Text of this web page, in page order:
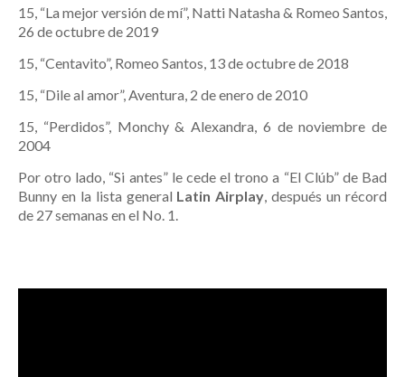
15, “La mejor versión de mí”, Natti Natasha & Romeo Santos,
26 de octubre de 2019
15, “Centavito”, Romeo Santos, 13 de octubre de 2018
15, “Dile al amor”, Aventura, 2 de enero de 2010
15, “Perdidos”, Monchy & Alexandra, 6 de noviembre de
2004
Por otro lado, “Si antes” le cede el trono a “El Clúb” de Bad
Bunny en la lista general Latin Airplay, después un récord
de 27 semanas en el No. 1.